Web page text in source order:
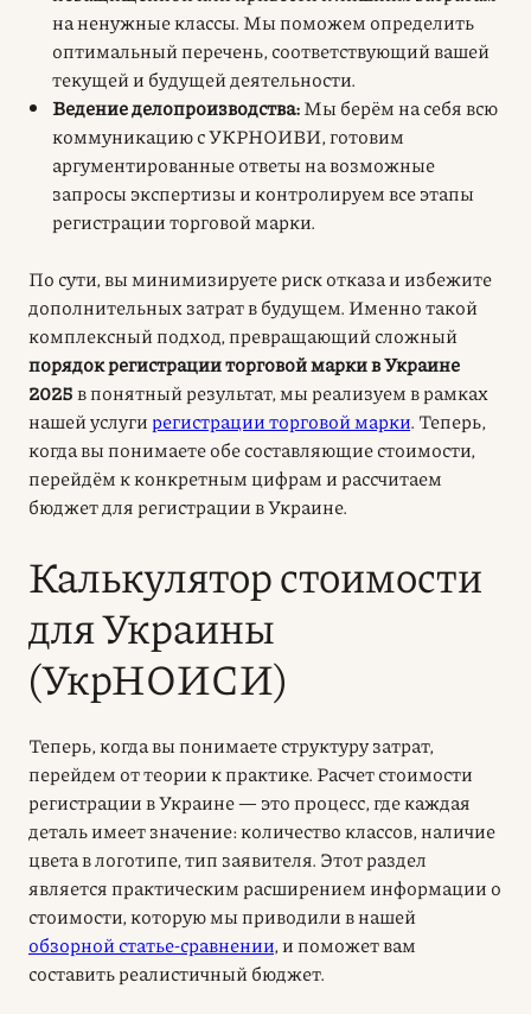
на ненужные классы. Мы поможем определить
оптимальный перечень, соответствующий вашей
текущей и будущей деятельности.
Ведение делопроизводства:Мы берём на себя всю
коммуникацию с УКРНОИВИ, готовим
аргументированные ответы на возможные
запросы экспертизы и контролируем все этапы
регистрации торговой марки.
По сути, вы минимизируете риск отказа и избежите
дополнительных затрат в будущем. Именно такой
комплексный подход, превращающий сложный
порядок регистрации торговой марки в Украине
2025в понятный результат, мы реализуем в рамках
нашей услуги регистрации торговой марки. Теперь,
когда вы понимаете обе составляющие стоимости,
перейдём к конкретным цифрам и рассчитаем
бюджет для регистрации в Украине.
Калькулятор стоимости
для Украины
(УкрНОИСИ)
Теперь, когда вы понимаете структуру затрат,
перейдем от теории к практике. Расчет стоимости
регистрации в Украине — это процесс, где каждая
деталь имеет значение: количество классов, наличие
цвета в логотипе, тип заявителя. Этот раздел
является практическим расширением информации о
стоимости, которую мы приводили в нашей
обзорной статье-сравнении, и поможет вам
составить реалистичный бюджет.